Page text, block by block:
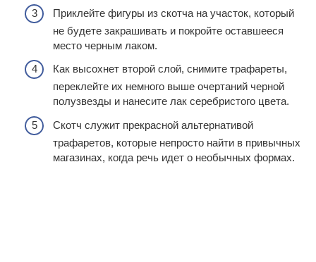
Приклейте фигуры из скотча на участок, который
не будете закрашивать и покройте оставшееся
место черным лаком.
Как высохнет второй слой, снимите трафареты,
переклейте их немного выше очертаний черной
полузвезды и нанесите лак серебристого цвета.
Скотч служит прекрасной альтернативой
трафаретов, которые непросто найти в привычных
магазинах, когда речь идет о необычных формах.